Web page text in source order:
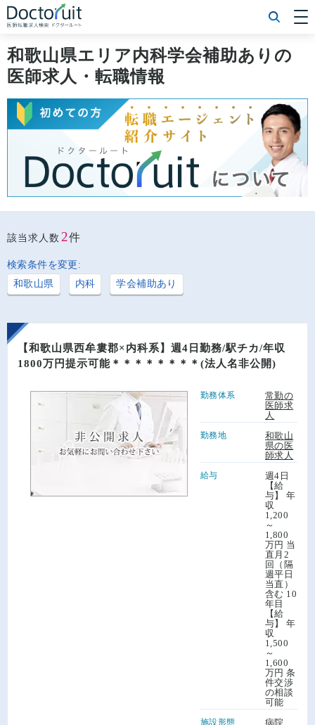
[常勤] 科目から探す
[常勤] 特徴から探す
[非常勤] エリアから探す
[非常勤] 科目から探す
Doctoruit医師転職特集
Doctoruitについて
運営者情報
プライバシーポリシー
和歌山県エリア内科学会補助ありの
医師求人・転職情報
該当求人数 2件
検索条件を変更:
和歌山県
内科 学会補助あり
【和歌山県西牟婁郡×内科系】週4日勤務/駅チカ/年収
1800万円提示可能＊＊＊＊＊＊＊＊(法人名非公開)
勤務体系
常勤の
医師求
人
勤務地
和歌山
県の医
師求人
給与
週4日
【給
与】 年
収
1,200
～
1,800
万円 当
直月2
回（隔
週平日
当直）
含む 10
年目
【給
与】 年
収
1,500
～
1,600
万円 条
件交渉
の相談
可能
施設形態 病院